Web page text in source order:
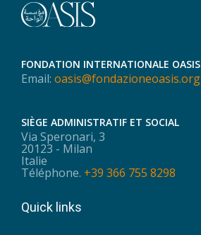
FONDATION INTERNATIONALE OASIS
Email: oasis@fondazioneoasis.org
SIÈGE ADMINISTRATIF ET SOCIAL
Via Speronari, 3
20123 - Milan
Italie
Téléphone. +39 366 755 8298
Quick links